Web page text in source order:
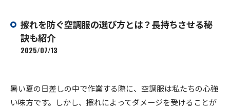
擦れを防ぐ空調服の選び方とは？長持ちさせる秘
訣も紹介
2025/07/13
暑い夏の日差しの中で作業する際に、空調服は私たちの心強
い味方です。しかし、擦れによってダメージを受けることが